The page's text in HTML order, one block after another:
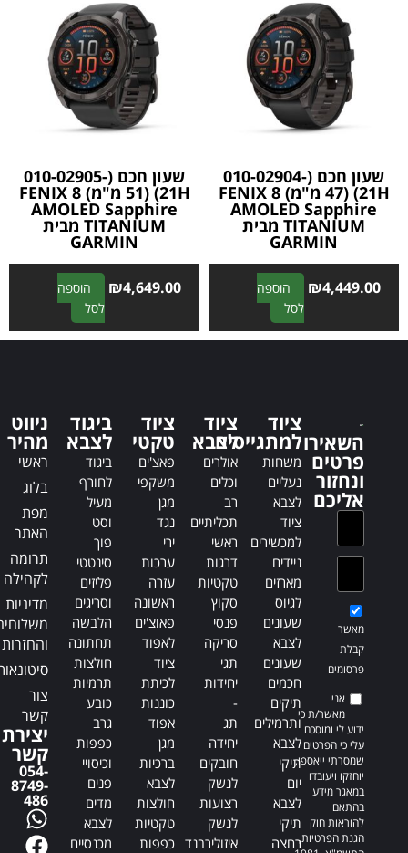
a
t
i
v
e
:
a
t
i
v
e
:
שעון חכם (010-02904-
21H) (47 מ"מ) FENIX 8
AMOLED Sapphire
TITANIUM מבית
GARMIN
₪4,449.00
הוספה
לסל
A
l
t
i
v
שעון חכם (010-02905-
21H) (51 מ"מ) FENIX 8
AMOLED Sapphire
TITANIUM מבית
GARMIN
₪4,649.00
הוספה
לסל
A
l
t
השאירו
פרטים
ונחזור
אליכם
מאשר
קבלת
פרסומים
אני
מאשר/ת כי
ידוע לי ומוסכם
עלי כי הפרטים
שמסרתי ייאספו,
יוחזקו ויעובדו
במאגר מידע
בהתאם
להוראות חוק
הגנת הפרטיות,
ציוד
למתגייסים
משחות
נעליים
לצבא
ציוד
למכשירים
ניידים
מארזים
לגיוס
שעונים
לצבא
שעונים
חכמים
תיקים
ותרמילים
לצבא
תיקי
יום
לצבא
תיקי
רחצה
ציוד
לצבא
אולרים
וכלים
רב
תכליתיים
ראשי
דרגות
טקטיות
סקוץ
פנסי
סריקה
תגי
יחידות
-
תג
יחידה
חובקים
לנשק
רצועות
לנשק
איזולירבנד
ציוד
טקטי
פאצ'ים
משקפי
מגן
נגד
ירי
ערכות
עזרה
ראשונה
פאוצ'ים
לאפוד
ציוד
לכיתת
כוננות
אפוד
מגן
ברכיות
לצבא
חולצות
טקטיות
כפפות
ביגוד
לצבא
ביגוד
לחורף
מעיל
וסט
פוך
סינטטי
פליזים
וסריגים
הלבשה
תחתונה
חולצות
תרמיות
כובע
גרב
כפפות
וכיסויי
פנים
מדים
לצבא
מכנסיים
ניווט
מהיר
ראשי
בלוג
מפת
האתר
תרומה
לקהילה
מדיניות
והחזרות
צור
קשר
יצירת
קשר
054-
8749-
486